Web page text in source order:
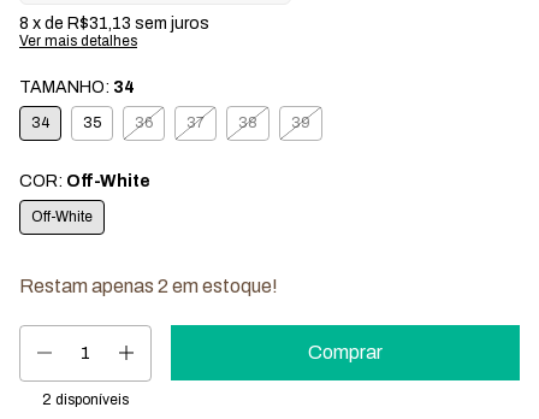
8 x de R$31,13 sem juros
Ver mais detalhes
TAMANHO: 34
34 35 36 37 38 39
COR: Off-White
Off-White
Restam apenas 2 em estoque!
2 disponíveis